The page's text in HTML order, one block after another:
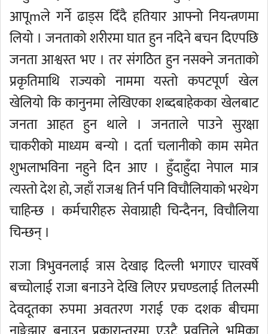
आपूmले गर्ने ढाड्स दिँदै हतियार आफ्नो नियन्त्रणमा
लियो । जनताको शरीरमा घात हुन नदिने बचन दिएपछि
जनता आश्वस्त भए । तर संगठित हुन नसक्ने जनताको
प्रकृतिमाथि राज्यको नाममा यस्तो कपटपूर्ण खेल
खेलियो कि कानुनमा लेखिएका शब्दबाहेकका खेलबाट
जनता आहत हुन थाले । जनताले पाउने सुरक्षा
चाकरीको माध्यम बन्यो । दर्ता चलानीको काम समेत
शुभलाभविना नहुने दिन आए । हुँदाहुँदा नेपाल मात्र
त्यस्तो देश हो, जहाँ राजश्व तिर्न पनि विचौलियाको भरथेग
चाहिन्छ । कर्मचारीहरु सेवाग्राही चिन्दैनन, विचौलिया
चिन्छन् ।
राजा त्रिभुवनलाई त्रास देखाइ दिल्ली भगाएर चारवर्षे
बच्चोलाई राजा बनाउने देखि लिएर प्रचण्डलाई तिलस्मी
देवदूतका रुपमा अवतरण गराई एक दशक बीचमा